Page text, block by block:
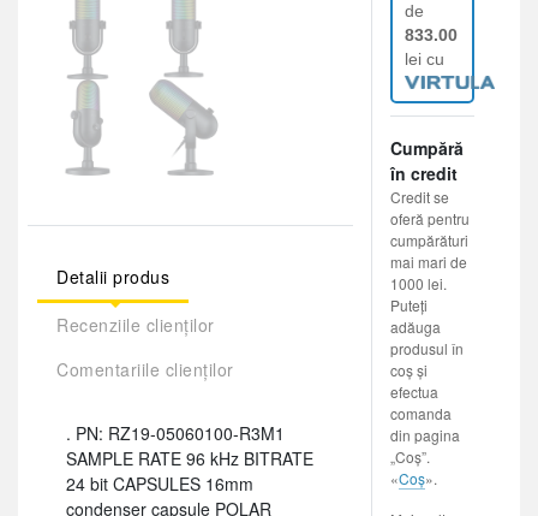
Detalii produs
Recenziile clienților
Comentariile clienților
. PN: RZ19-05060100-R3M1
SAMPLE RATE 96 kHz BITRATE
24 bit CAPSULES 16mm
condenser capsule POLAR
de
833.00
lei cu
Cumpără
în credit
Credit se
oferă pentru
cumpărături
mai mari de
1000 lei.
Puteți
adăuga
produsul în
coș și
efectua
comanda
din pagina
„Coș”.
«Coș».